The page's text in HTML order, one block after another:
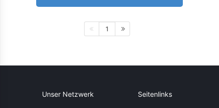
1
Unser Netzwerk Seitenlinks